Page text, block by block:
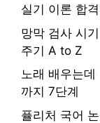
실기 이론 합
망막 검사 시
주기 A to Z
노래 배우는
까지 7단계
퓰리처 국어